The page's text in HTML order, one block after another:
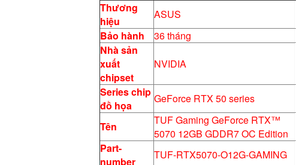
Thương
hiệu
ASUS
Bảo hành
36 tháng
Nhà sản
xuất
chipset
NVIDIA
Series chip
đồ họa
GeForce RTX 50 series
Tên
TUF Gaming GeForce RTX™
5070 12GB GDDR7 OC Edition
Part-
number
TUF-RTX5070-O12G-GAMING